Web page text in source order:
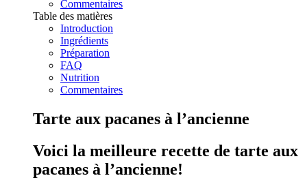
Commentaires
Table des matières
Introduction
Ingrédients
Préparation
FAQ
Nutrition
Commentaires
Tarte aux pacanes à l’ancienne
Voici la meilleure recette de tarte aux
pacanes à l’ancienne!